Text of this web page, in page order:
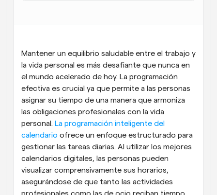
Programación potenciadda con llamadas
impulsadas por IA
Automatiza la programación y los recordatorios
Mantente al día con las últimas noticias y
actualizaciones
Reuniones Instantáneas
Enlaces de Grupo Dinámico
Webhooks
Mantener un equilibrio saludable entre el trabajo y
la vida personal es más desafiante que nunca en
el mundo acelerado de hoy. La programación
efectiva es crucial ya que permite a las personas
asignar su tiempo de una manera que armoniza
las obligaciones profesionales con la vida
personal. La programación inteligente del
calendario ofrece un enfoque estructurado para
gestionar las tareas diarias. Al utilizar los mejores
calendarios digitales, las personas pueden
visualizar comprensivamente sus horarios,
asegurándose de que tanto las actividades